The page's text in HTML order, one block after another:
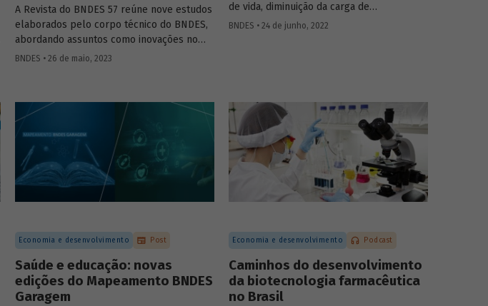
A Revista do BNDES 57 reúne nove estudos
elaborados pelo corpo técnico do BNDES,
abordando assuntos como inovações no
sistema financeiro, setor da saúde no
empréstimo indireto do BNDES.
BNDES • 26 de maio, 2023
de vida, diminuição da carga de
enfermidades e convergência dos
região e entenda quais são os desafios
para ampliar a infraestrutura de saúde,
considerando as particularidades da
Amazônia Legal.
BNDES • 24 de junho, 2022
Economia e desenvolvimento Post
Saúde e educação: novas
edições do Mapeamento BNDES
Garagem
Economia e desenvolvimento Podcast
Caminhos do desenvolvimento
da biotecnologia farmacêutica
no Brasil